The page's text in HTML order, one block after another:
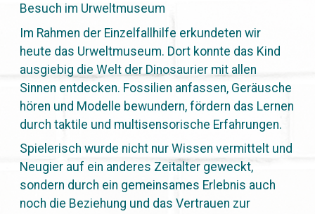
Besuch im Urweltmuseum
Im Rahmen der Einzelfallhilfe erkundeten wir
heute das Urweltmuseum. Dort konnte das Kind
ausgiebig die Welt der Dinosaurier mit allen
Sinnen entdecken. Fossilien anfassen, Geräusche
hören und Modelle bewundern, fördern das Lernen
durch taktile und multisensorische Erfahrungen.
Spielerisch wurde nicht nur Wissen vermittelt und
Neugier auf ein anderes Zeitalter geweckt,
sondern durch ein gemeinsames Erlebnis auch
noch die Beziehung und das Vertrauen zur